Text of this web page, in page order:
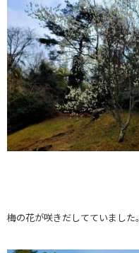
梅の花が咲きだしてていました。